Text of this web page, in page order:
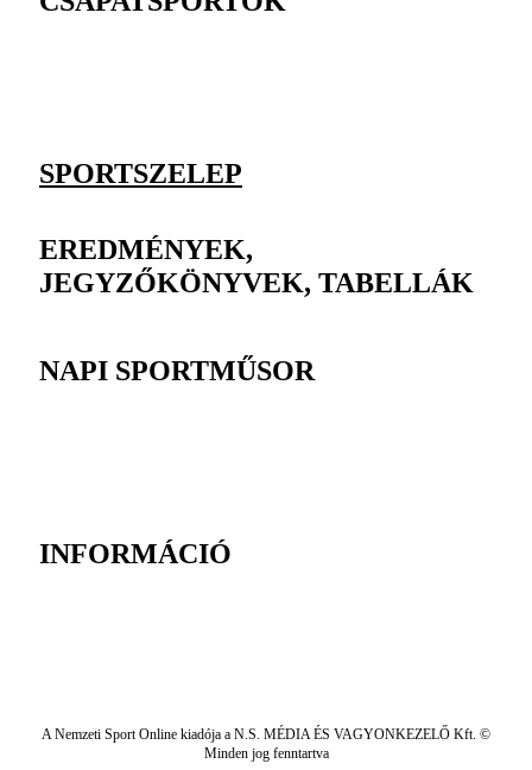
SPORTSZELEP
EREDMÉNYEK,
JEGYZŐKÖNYVEK, TABELLÁK
NAPI SPORTMŰSOR
INFORMÁCIÓ
A Nemzeti Sport Online kiadója a N.S. MÉDIA ÉS VAGYONKEZELŐ Kft. ©
Minden jog fenntartva